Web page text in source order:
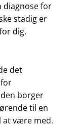
diagnose for
stadig er
dig.
det
borger
til en
at være med.